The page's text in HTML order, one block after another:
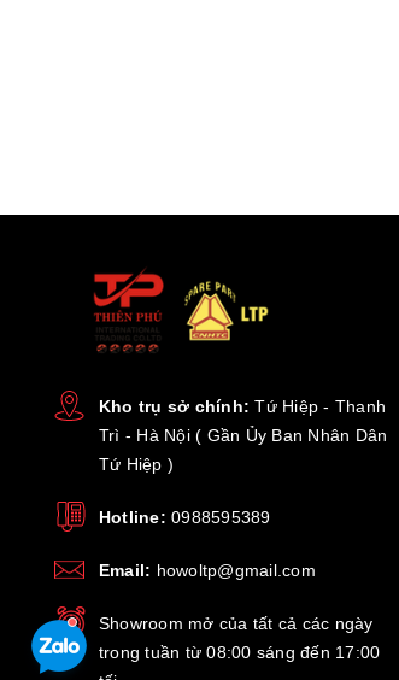
Kho trụ sở chính: Tứ Hiệp - Thanh
Trì - Hà Nội ( Gần Ủy Ban Nhân Dân
Tứ Hiệp )
Hotline: 0988595389
Email: howoltp@gmail.com
Showroom mở của tất cả các ngày
trong tuần từ 08:00 sáng đến 17:00